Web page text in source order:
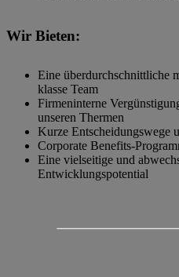
Wir Bieten:
Eine überdurchschnittliche
klasse Team
Firmeninterne
unseren Thermen
Kurze Entscheidungswege
Corporate Benefits-
Eine vielseitige und
Entwicklungspotential